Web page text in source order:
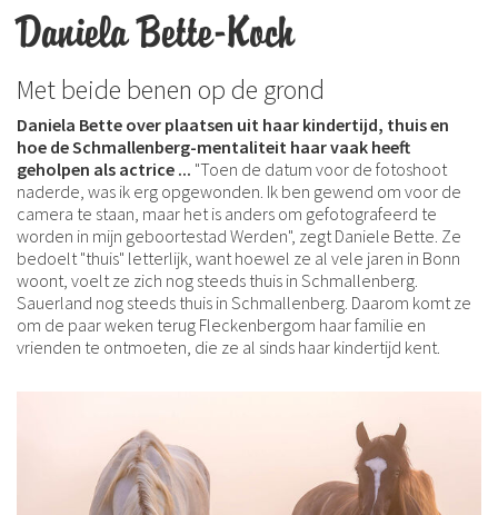
Daniela Bette-Koch
Met beide benen op de grond
Daniela Bette over plaatsen uit haar kindertijd, thuis en
hoe de Schmallenberg-mentaliteit haar vaak heeft
geholpen als actrice ... "Toen de datum voor de fotoshoot
naderde, was ik erg opgewonden. Ik ben gewend om voor de
camera te staan, maar het is anders om gefotografeerd te
worden in mijn geboortestad Werden", zegt Daniele Bette. Ze
bedoelt "thuis" letterlijk, want hoewel ze al vele jaren in Bonn
woont, voelt ze zich nog steeds thuis in Schmallenberg.
Sauerland nog steeds thuis in Schmallenberg. Daarom komt ze
om de paar weken terug Fleckenbergom haar familie en
vrienden te ontmoeten, die ze al sinds haar kindertijd kent.